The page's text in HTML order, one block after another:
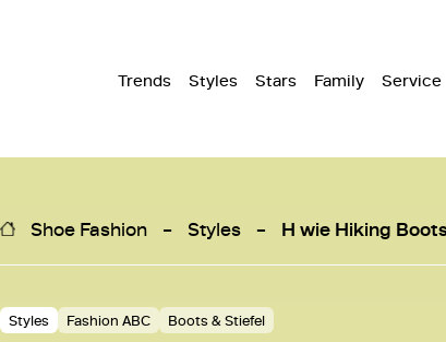
Trends Styles Stars Family Service
Shoe Fashion Styles H wie Hiking
Styles Fashion ABC Boots & Stiefel